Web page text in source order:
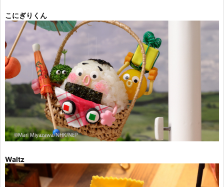
こにぎりくん
Waltz